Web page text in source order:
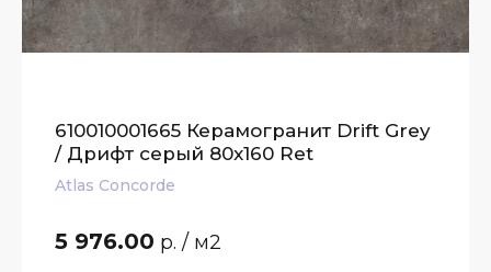
610010001665 Керамогранит Drift Grey
/ Дрифт серый 80x160 Ret
Atlas Concorde
5 976.00 р. / м2